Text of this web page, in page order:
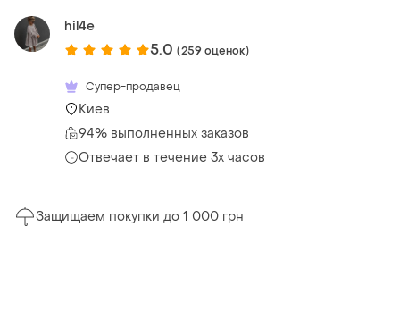
hil4e
5.0 (259 оценок)
Супер-продавец
Киев
94% выполненных заказов
Отвечает в течение 3х часов
Защищаем покупки до 1 000 грн